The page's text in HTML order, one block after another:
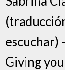
escuchar)
Giving